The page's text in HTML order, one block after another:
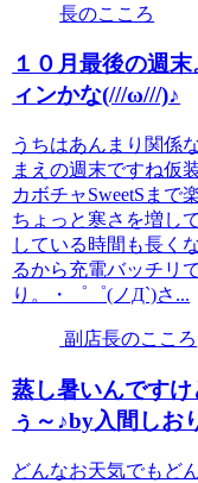
長のこころ
１０月最後の週
ィンかな(///ω///)♪
うちはあんまり関係
まえの週末ですね仮
カボチャSweetSまで
ちょっと寒さを増し
している時間も長く
るから充電バッチリ
り。・゜゜(ノД`)さ...
副店長のこころ
蒸し暑いんです
ぅ～♪by入間しお
どんなお天気でもど